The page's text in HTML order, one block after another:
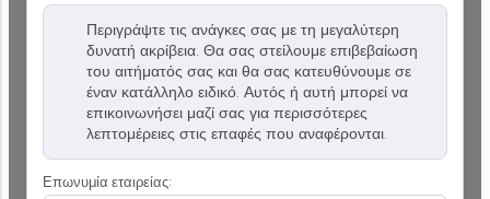
Περιγράψτε τις ανάγκες σας με τη μεγαλύτερη
δυνατή ακρίβεια. Θα σας στείλουμε επιβεβαίωση
του αιτήματός σας και θα σας κατευθύνουμε σε
έναν κατάλληλο ειδικό. Αυτός ή αυτή μπορεί να
επικοινωνήσει μαζί σας για περισσότερες
λεπτομέρειες στις επαφές που αναφέρονται.
Επωνυμία εταιρείας: